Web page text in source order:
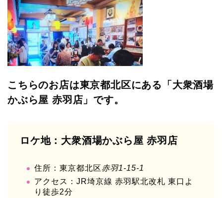
こちらのお店は東京都北区にある「大衆酒場
かぶら屋 赤羽店」です。
ロケ地：大衆酒場かぶら屋 赤羽店
住所：東京都北区赤羽1-15-1
アクセス：JR埼京線 赤羽駅北改札 東口よ
り徒歩2分